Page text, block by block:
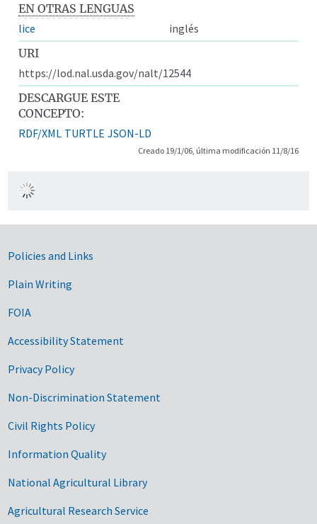
EN OTRAS LENGUAS
lice
inglés
URI
https://lod.nal.usda.gov/nalt/12544
DESCARGUE ESTE
CONCEPTO:
RDF/XML TURTLE JSON-LD
Creado 19/1/06, última modificación 11/8/16
Government Links
Policies and Links
Plain Writing
FOIA
Accessibility Statement
Privacy Policy
Non-Discrimination Statement
Civil Rights Policy
Information Quality
National Agricultural Library
Agricultural Research Service